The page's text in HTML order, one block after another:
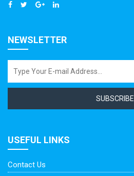
NEWSLETTER
SUBSCRIBE
USEFUL LINKS
Contact Us